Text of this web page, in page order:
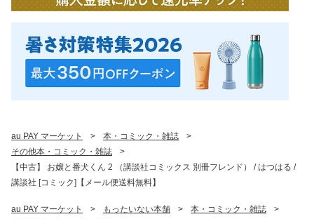
au PAY マーケット > 本・コミック・雑誌
>
その他本・コミック・雑誌
>
【中古】 お嬢と番犬くん 2 （講談社コミックス 別冊フレンド） / はつはる /
講談社 [コミック]【メール便送料無料】
au PAY マーケット > もったいない本舗 > 本・コミック・雑誌
>